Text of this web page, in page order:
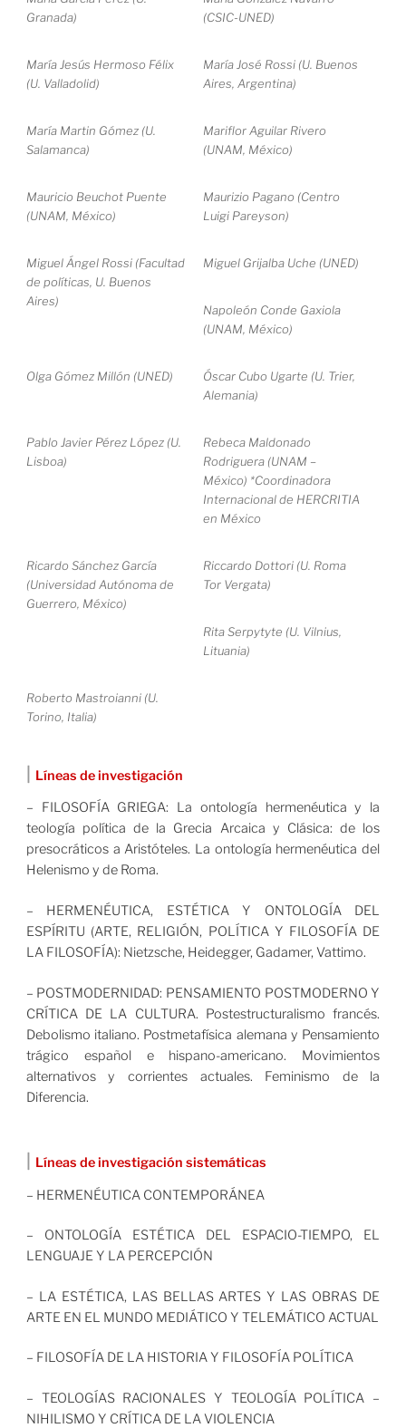
Granada)
(CSIC-UNED)
María Jesús Hermoso Félix
(U. Valladolid)
María José Rossi (U. Buenos
Aires, Argentina)
María Martin Gómez (U.
Salamanca)
Mariflor Aguilar Rivero
(UNAM, México)
Mauricio Beuchot Puente
(UNAM, México)
Maurizio Pagano (Centro
Luigi Pareyson)
Miguel Ángel Rossi (Facultad
de políticas, U. Buenos
Aires)
Miguel Grijalba Uche (UNED)
Napoleón Conde Gaxiola
(UNAM, México)
Olga Gómez Millón (UNED)
Óscar Cubo Ugarte (U. Trier,
Alemania)
Pablo Javier Pérez López (U.
Lisboa)
Rebeca Maldonado
Rodriguera (UNAM –
México) *Coordinadora
Internacional de HERCRITIA
en México
Ricardo Sánchez García
(Universidad Autónoma de
Guerrero, México)
Riccardo Dottori (U. Roma
Tor Vergata)
Rita Serpytyte (U. Vilnius,
Lituania)
Roberto Mastroianni (U.
Torino, Italia)
Líneas de investigación
– FILOSOFÍA GRIEGA: La ontología hermenéutica y la
teología política de la Grecia Arcaica y Clásica: de los
presocráticos a Aristóteles. La ontología hermenéutica del
Helenismo y de Roma.
– HERMENÉUTICA, ESTÉTICA Y ONTOLOGÍA DEL
ESPÍRITU (ARTE, RELIGIÓN, POLÍTICA Y FILOSOFÍA DE
LA FILOSOFÍA): Nietzsche, Heidegger, Gadamer, Vattimo.
– POSTMODERNIDAD: PENSAMIENTO POSTMODERNO Y
CRÍTICA DE LA CULTURA. Postestructuralismo francés.
Debolismo italiano. Postmetafísica alemana y Pensamiento
trágico español e hispano-americano. Movimientos
alternativos y corrientes actuales. Feminismo de la
Diferencia.
Líneas de investigación sistemáticas
– HERMENÉUTICA CONTEMPORÁNEA
– ONTOLOGÍA ESTÉTICA DEL ESPACIO-TIEMPO, EL
LENGUAJE Y LA PERCEPCIÓN
– LA ESTÉTICA, LAS BELLAS ARTES Y LAS OBRAS DE
ARTE EN EL MUNDO MEDIÁTICO Y TELEMÁTICO ACTUAL
– FILOSOFÍA DE LA HISTORIA Y FILOSOFÍA POLÍTICA
– TEOLOGÍAS RACIONALES Y TEOLOGÍA POLÍTICA –
NIHILISMO Y CRÍTICA DE LA VIOLENCIA